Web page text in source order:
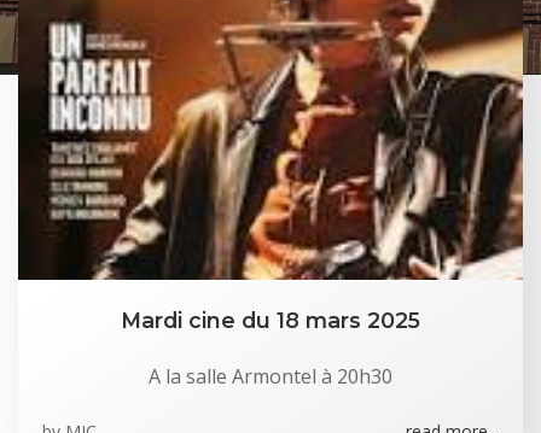
Mardi cine du 18 mars 2025
A la salle Armontel à 20h30